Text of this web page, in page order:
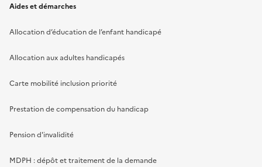
Aides et démarches
Allocation d’éducation de l’enfant handicapé
Allocation aux adultes handicapés
Carte mobilité inclusion priorité
Prestation de compensation du handicap
Pension d'invalidité
MDPH : dépôt et traitement de la demande